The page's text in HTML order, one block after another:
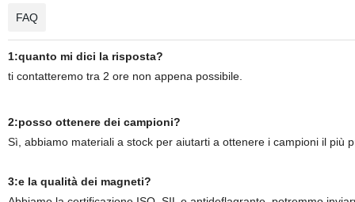
FAQ
1:quanto mi dici la risposta?
ti contatteremo tra 2 ore non appena possibile.
2:posso ottenere dei campioni?
Sì, abbiamo materiali a stock per aiutarti a ottenere i campioni il più
3:e la qualità dei magneti?